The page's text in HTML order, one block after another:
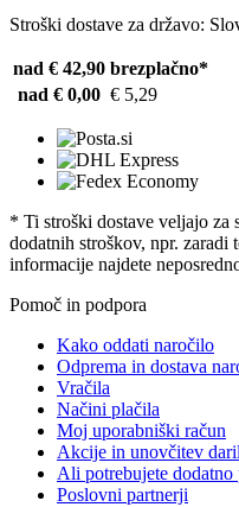
Stroški dostave za državo:
nad € 42,90 brezplačno*
nad € 0,00 € 5,29
* Ti stroški dostave veljajo za
dodatnih stroškov, npr. zaradi
informacije najdete
Pomoč in podpora
Kako oddati naročilo
Odprema in dostava
Vračila
Načini plačila
Moj uporabniški račun
Akcije in unovčitev
Ali potrebujete dodatno
Poslovni partnerji